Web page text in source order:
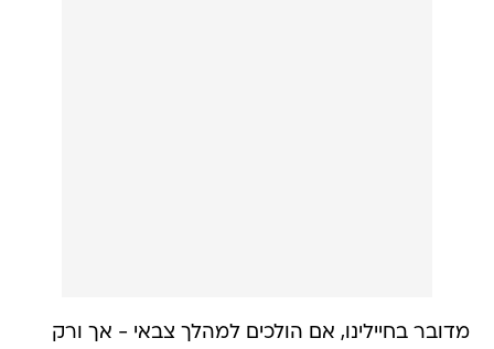
מדובר בחיילינו, אם הולכים למהלך צבאי - אך ורק